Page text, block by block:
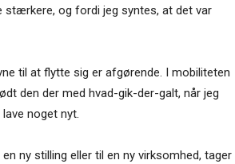
og fordi jeg syntes, at det var
til at flytte sig er afgørende. I mobiliteten
den der med hvad-gik-der-galt, når jeg
noget nyt.
ny stilling eller til en ny virksomhed, tager